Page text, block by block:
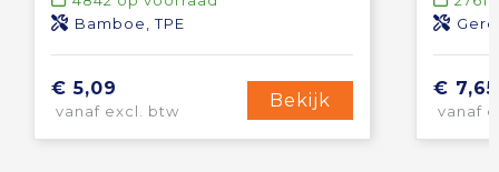
Bamboe, TPE
€ 5,09
vanaf excl. btw
Bekijk
€ 7,65
vanaf